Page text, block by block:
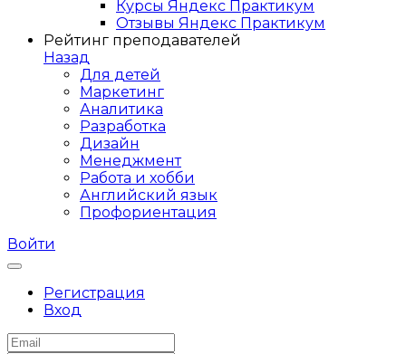
Курсы Яндекс Практикум
Отзывы Яндекс Практикум
Рейтинг преподавателей
Назад
Для детей
Маркетинг
Аналитика
Разработка
Дизайн
Менеджмент
Работа и хобби
Английский язык
Профориентация
Войти
Регистрация
Вход